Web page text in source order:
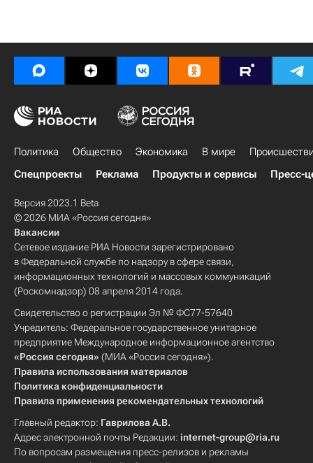
Политика Общество Экономика В мире
Спецпроекты
Реклама Продукты и сервисы Пресс-
Версия 2023.1 Beta
© 2026 МИА «Россия сегодня»
Вакансии
Сетевое издание РИА Новости зарегистрировано
в Федеральной службе по надзору в сфере связи,
информационных технологий и массовых коммуникаций
(Роскомнадзор) 08 апреля 2014 года.
Свидетельство о регистрации Эл № ФС77-57640
Учредитель: Федеральное государственное унитарное
предприятие Международное информационное агентство
«Россия сегодня» (МИА «Россия сегодня»).
Правила использования материалов
Политика конфиденциальности
Правила применения рекомендательных технологий
Главный редактор: Гаврилова А.В.
Адрес электронной почты Редакции: internet-group@ria.ru
По вопросам размещения пресс-релизов и рекламы